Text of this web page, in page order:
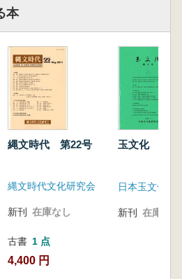
本
縄文時代 第22号
縄文時代文化研究会
新刊 在庫なし
古書 1 点
4,400 円
玉文化 第8
日本玉文化研
新刊 在庫なし